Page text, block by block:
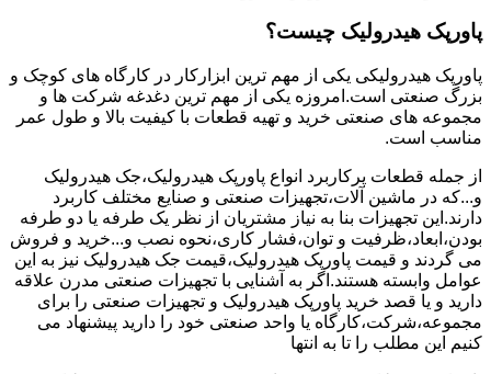
پاورپک هیدرولیک چیست؟
پاورپک هیدرولیکی یکی از مهم ترین ابزارکار در کارگاه های کوچک و
بزرگ صنعتی است.امروزه یکی از مهم ترین دغدغه شرکت ها و
مجموعه های صنعتی خرید و تهیه قطعات با کیفیت بالا و طول عمر
مناسب است.
از جمله قطعات پرکاربرد انواع پاورپک هیدرولیک،جک هیدرولیک
و...که در ماشین آلات،تجهیزات صنعتی و صنایع مختلف کاربرد
دارند.این تجهیزات بنا به نیاز مشتریان از نظر یک طرفه یا دو طرفه
بودن،ابعاد،ظرفیت و توان،فشار کاری،نحوه نصب و...خرید و فروش
می گردند و قیمت پاورپک هیدرولیک،قیمت جک هیدرولیک نیز به این
عوامل وابسته هستند.اگر به آشنایی با تجهیزات صنعتی مدرن علاقه
دارید و یا قصد خرید پاورپک هیدرولیک و تجهیزات صنعتی را برای
مجموعه،شرکت،کارگاه یا واحد صنعتی خود را دارید پیشنهاد می
کنیم این مطلب را تا به انتها